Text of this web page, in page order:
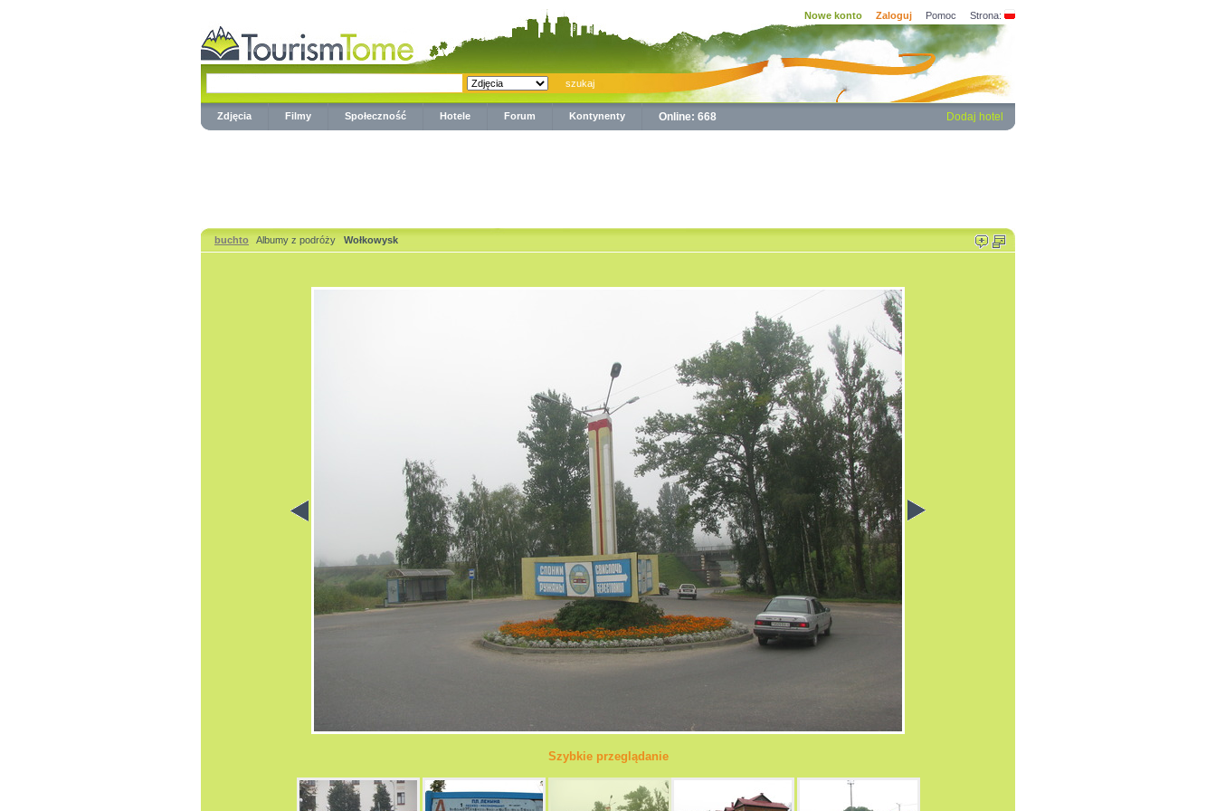
Nowe konto Zaloguj Pomoc Strona:
Zdjęcia Filmy Społeczność Hotele Forum Kontynenty Online: 668 Dodaj hotel
buchto Albumy z podróży Wołkowysk
Szybkie przeglądanie